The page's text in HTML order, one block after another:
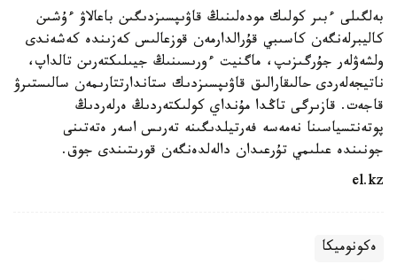
بەلگىلى ءبىر كولىك مودەلىنىڭ قاۋىپسىزدىگىن باعالاۋ ءۇشىن
كاليبرلەنگەن كاسىبي قۇرالدارمەن قوزعالىس كەزىندە كەشەندى
ولشەۋلەر جۇرگىزىپ، ماگنيت ءورىسىنىڭ جيىلىكتەرىن تالداپ،
ناتيجەلەردى حالىقارالىق قاۋىپسىزدىك ستاندارتتارىمەن سالىستىرۋ
قاجەت. قازىرگى تاڭدا مۇنداي كولىكتەردىڭ ەرلەردىڭ
پوتەنتسياسىنا نەمەسە فەرتيلدىگىنە تەرىس اسەر ەتەتىنى
جونىندە عىلىمي تۇرعىدان دالەلدەنگەن قورىتىندى جوق.
el.kz
ەكونوميكا